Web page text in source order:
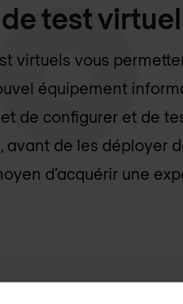
test virtuel
virtuels vous
équipement
de configurer et de
avant de les déployer
d'acquérir une